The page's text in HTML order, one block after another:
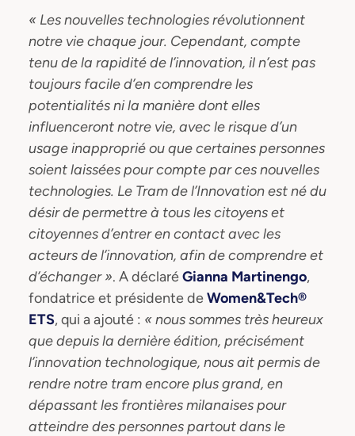
« Les nouvelles technologies révolutionnent
notre vie chaque jour. Cependant, compte
tenu de la rapidité de l’innovation, il n’est pas
toujours facile d’en comprendre les
potentialités ni la manière dont elles
influenceront notre vie, avec le risque d’un
usage inapproprié ou que certaines personnes
soient laissées pour compte par ces nouvelles
technologies. Le Tram de l’Innovation est né du
désir de permettre à tous les citoyens et
citoyennes d’entrer en contact avec les
acteurs de l’innovation, afin de comprendre et
d’échanger ». A déclaréGianna Martinengo,
fondatrice et présidente deWomen&Tech®
ETS, qui a ajouté : « nous sommes très heureux
que depuis la dernière édition, précisément
l’innovation technologique, nous ait permis de
rendre notre tram encore plus grand, en
dépassant les frontières milanaises pour
atteindre des personnes partout dans le